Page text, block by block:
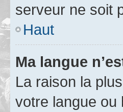
serveur ne soit
Haut
Ma langue
La raison la
votre langue ou